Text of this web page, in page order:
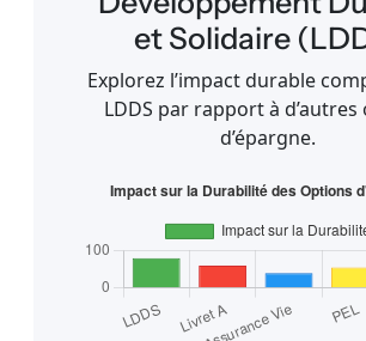
et Solidaire
Explorez l’impact durable
LDDS par rapport à
d’épargne.